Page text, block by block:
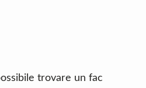
trovare un fac